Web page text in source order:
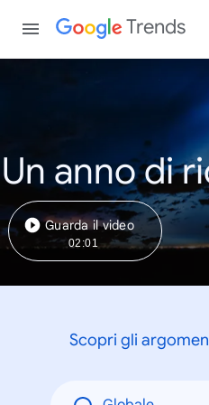
Trends
Un anno di
Guarda il video
02:01
Scopri gli